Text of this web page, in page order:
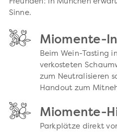
Freunden: In München
Sinne.
Miomente-
Beim Wein-Tasting
verkosteten
zum Neutralisieren
Handout zum
Miomente-
Parkplätze direkt